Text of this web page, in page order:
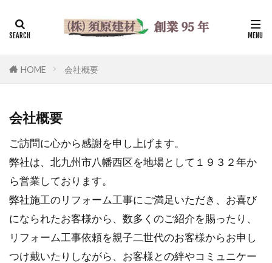
HOME 会社概要
会社概要
ご訪問に心から感謝を申し上げます。
弊社は、北九州市八幡西区を地場として１９３２年か
ら営業しております。
弊社施工のリフォーム工事にご満足いただき、お喜び
になられたお客様から、数多くのご紹介を賜ったり、
リフォーム工事依頼を親子二世代のお客様からお申し
つけ戴いたりしながら、お客様との絆やコミュニケー